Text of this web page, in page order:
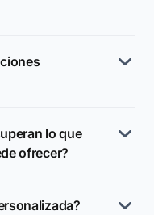
lo que
ofrecer?